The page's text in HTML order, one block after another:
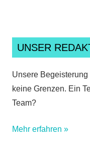
UNSER
Unsere
keine Grenzen. Ein
Team?
Mehr erfahren »